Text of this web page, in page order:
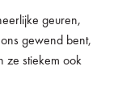
geuren,
gewend bent,
ze stiekem ook